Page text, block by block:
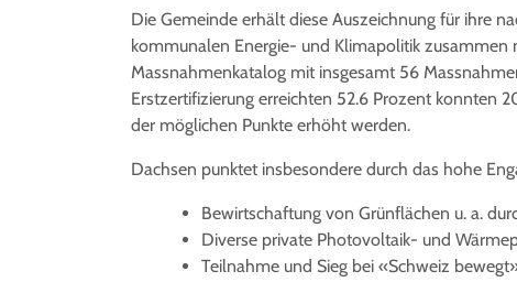
Die Gemeinde erhält diese Auszeichnung für ihre
kommunalen Energie- und Klimapolitik zusammen
Massnahmenkatalog mit insgesamt 56
Erstzertifizierung erreichten 52.6 Prozent konnten
der möglichen Punkte erhöht werden.
Dachsen punktet insbesondere durch das hohe
Bewirtschaftung von Grünflächen u. a.
Diverse private Photovoltaik- und
Teilnahme und Sieg bei «Schweiz